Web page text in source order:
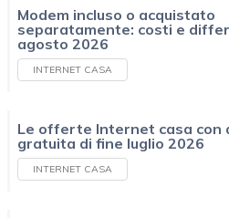
Modem incluso o acquistato
separatamente: costi e
agosto 2026
INTERNET CASA
Le offerte Internet casa con
gratuita di fine luglio 2026
INTERNET CASA